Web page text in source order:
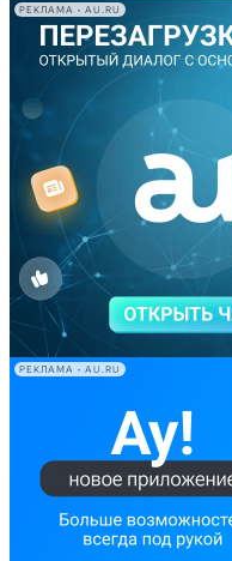
РЕКЛАМА • AU.RU
РЕКЛАМА • AU.RU